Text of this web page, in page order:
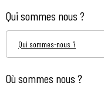
Qui sommes nous ?
Qui sommes-nous ?
Où sommes nous ?